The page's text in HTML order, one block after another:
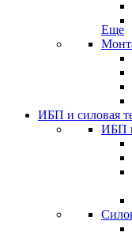
Еще
ИБП и силовая
ИБП